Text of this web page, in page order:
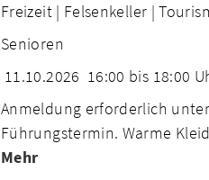
Freizeit | Felsenkeller |
Senioren
11.10.2026 16:00 bis 18:00
Anmeldung erforderlich
Führungstermin. Warme
Mehr